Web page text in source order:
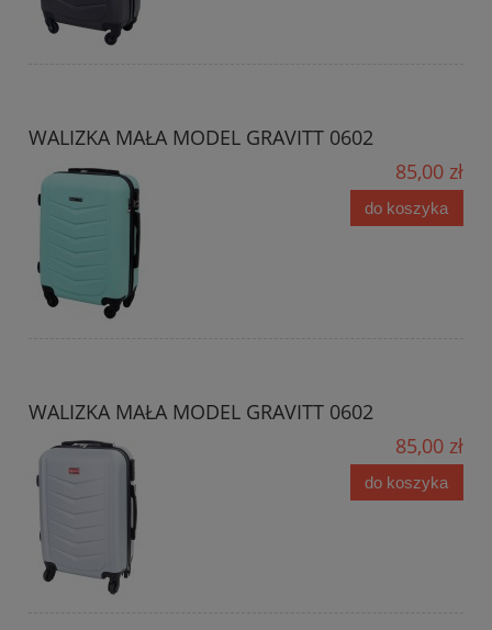
WALIZKA MAŁA MODEL GRAVITT 0602
85,00 zł
do koszyka
WALIZKA MAŁA MODEL GRAVITT 0602
85,00 zł
do koszyka